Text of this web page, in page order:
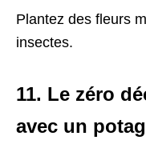
Plantez des fleurs
insectes.
11. Le zéro
avec un